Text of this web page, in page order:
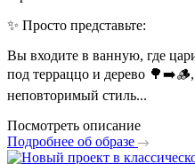
✨ Просто представьте:
Вы входите в ванную, где
под терраццо и дерево
неповторимый стиль...
Посмотреть описание
Подробнее об образе